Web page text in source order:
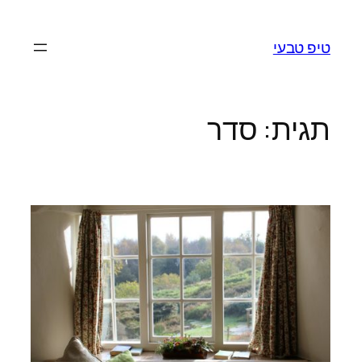
טיפ טבעי
תגית: סדר